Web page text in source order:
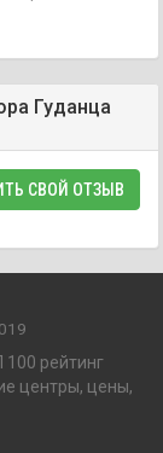
Гуданца
СВОЙ ОТЗЫВ
рейтинг
центры, цены,